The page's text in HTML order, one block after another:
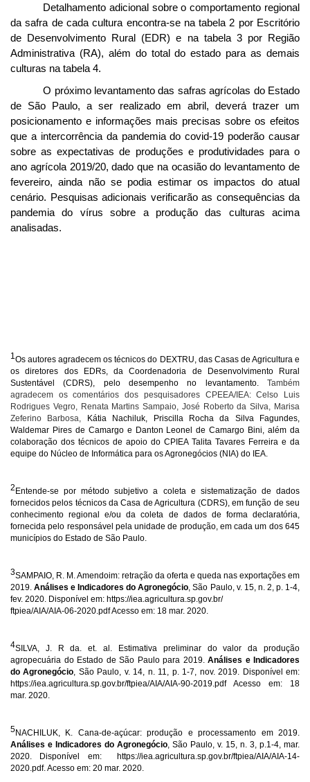
Detalhamento adicional sobre o comportamento regional
da safra de cada cultura encontra-se na tabela 2 por Escritório
de Desenvolvimento Rural (EDR) e na tabela 3 por Região
Administrativa (RA), além do total do estado para as demais
culturas na tabela 4.
O próximo levantamento das safras agrícolas do Estado
de São Paulo, a ser realizado em abril, deverá trazer um
posicionamento e informações mais precisas sobre os efeitos
que a intercorrência da pandemia do covid-19 poderão causar
sobre as expectativas de produções e produtividades para o
ano agrícola 2019/20, dado que na ocasião do levantamento de
fevereiro, ainda não se podia estimar os impactos do atual
cenário. Pesquisas adicionais verificarão as consequências da
pandemia do vírus sobre a produção das culturas acima
analisadas.
1 Os autores agradecem os técnicos do DEXTRU, das Casas de Agricultura e
os diretores dos EDRs, da Coordenadoria de Desenvolvimento Rural
Sustentável (CDRS), pelo desempenho no levantamento. Também
agradecem os comentários dos pesquisadores CPEEA/IEA: Celso Luis
Rodrigues Vegro, Renata Martins Sampaio, José Roberto da Silva, Marisa
Zeferino Barbosa, Kátia Nachiluk, Priscilla Rocha da Silva Fagundes,
Waldemar Pires de Camargo e Danton Leonel de Camargo Bini, além da
colaboração dos técnicos de apoio do CPIEA Talita Tavares Ferreira e da
equipe do Núcleo de Informática para os Agronegócios (NIA) do IEA.
2Entende-se por método subjetivo a coleta e sistematização de dados
fornecidos pelos técnicos da Casa de Agricultura (CDRS), em função de seu
conhecimento regional e/ou da coleta de dados de forma declaratória,
fornecida pelo responsável pela unidade de produção, em cada um dos 645
municípios do Estado de São Paulo.
3SAMPAIO, R. M. Amendoim: retração da oferta e queda nas exportações em
2019 Análises e Indicadores do Agronegócio , São Paulo, v. 15, n. 2, p. 1-4,
fev. 2020. Disponível em: https://iea.agricultura.sp.gov.br/
ftpiea/AIA/AIA-06-2020.pdfAcesso em: 18 mar. 2020.
4SILVA, J. R da. et. al.
Estimativa preliminar do valor da produção
agropecuária do Estado de São Paulo para 2019. Análises e Indicadores
do Agronegócio , São Paulo, v. 14, n. 11, p. 1-7, nov. 2019. Disponível em:
https://iea.agricultura.sp.gov.br/ftpiea/AIA/AIA-90-2019.pdf
Acesso em: 18
mar. 2020.
5NACHILUK, K.
Cana-de-açúcar: produção e processamento em 2019.
Análises e Indicadores do Agronegócio , São Paulo, v. 15, n. 3, p.1-4, mar.
2020. Disponível em:
https://iea.agricultura.sp.gov.br/ftpiea/AIA/AIA-14-
2020.pdf. Acesso em: 20 mar. 2020.